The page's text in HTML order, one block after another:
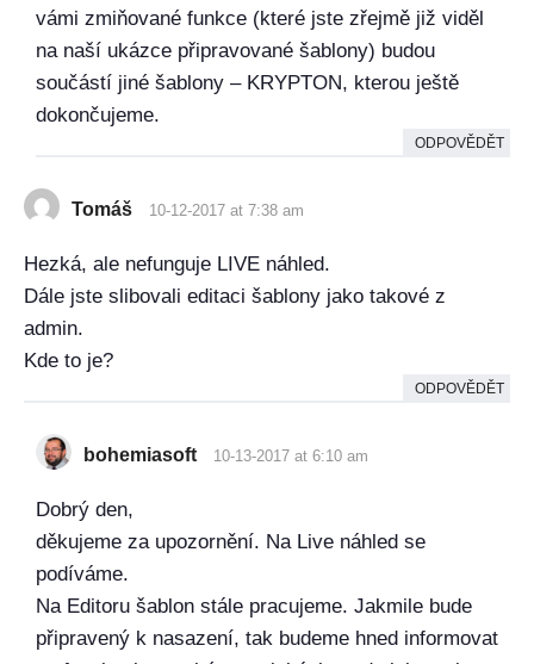
vámi zmiňované funkce (které jste zřejmě již viděl
na naší ukázce připravované šablony) budou
součástí jiné šablony – KRYPTON, kterou ještě
dokončujeme.
ODPOVĚDĚT
Tomáš 10-12-2017 at 7:38 am
Hezká, ale nefunguje LIVE náhled.
Dále jste slibovali editaci šablony jako takové z
admin.
Kde to je?
ODPOVĚDĚT
bohemiasoft 10-13-2017 at 6:10 am
Dobrý den,
děkujeme za upozornění. Na Live náhled se
podíváme.
Na Editoru šablon stále pracujeme. Jakmile bude
připravený k nasazení, tak budeme hned informovat